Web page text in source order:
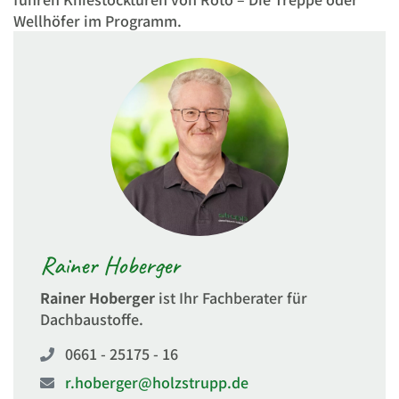
Wellhöfer im Programm.
Rainer Hoberger
Rainer Hoberger ist Ihr Fachberater für
Dachbaustoffe.
0661 - 25175 - 16
r.hoberger@holzstrupp.de